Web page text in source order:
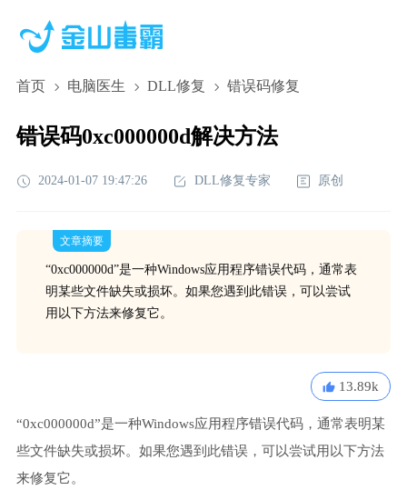
首页 电脑医生 DLL修复 错误码修复
错误码0xc000000d解决方法
2024-01-07 19:47:26 DLL修复专家 原创
文章摘要
“0xc000000d”是一种Windows应用程序错误代码，通常表
明某些文件缺失或损坏。如果您遇到此错误，可以尝试
用以下方法来修复它。
13.89k
“0xc000000d”是一种Windows应用程序错误代码，通常表明某
些文件缺失或损坏。如果您遇到此错误，可以尝试用以下方法
来修复它。